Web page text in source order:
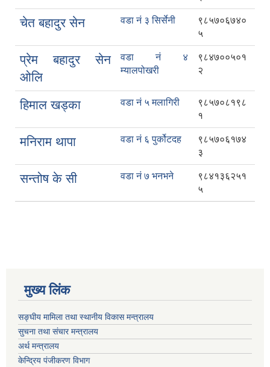
चेत बहादुर सेन वडा नं ३ सिर्सेनी
९८५७०६७४०
५
प्रेम बहादुर सेन
ओलि
वडा नं ४
म्यालपोखरी
९८४७००५०१
२
हिमाल खड्का वडा नं ५ मलागिरी
९८५७०८१९८
१
मनिराम थापा वडा नं ६ पुर्कोटदह
९८५७०६१७४
३
सन्तोष के सी वडा नं ७ भनभने
९८४१३६२५१
५
मुख्य लिंक
सङ्घीय मामिला तथा स्थानीय विकास मन्त्रालय
सुचना तथा संचार मन्त्रालय
अर्थ मन्त्रालय
केन्द्रिय पंजीकरण विभाग